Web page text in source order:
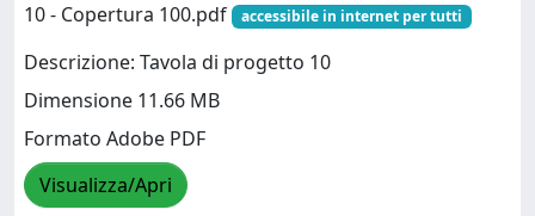
10 - Copertura 100.pdf accessibile in internet per tutti
Descrizione: Tavola di progetto 10
Dimensione 11.66 MB
Formato Adobe PDF
Visualizza/Apri